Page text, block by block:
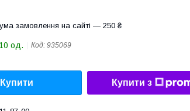
замовлення на сайті — 250 ₴
од. Код: 935069
Купити Купити з